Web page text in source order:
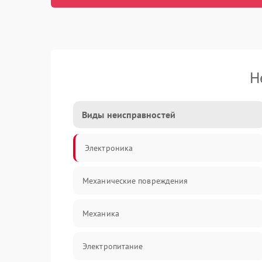
Виды неисправностей
Электроника
Механические повреждения
Механика
Электропитание